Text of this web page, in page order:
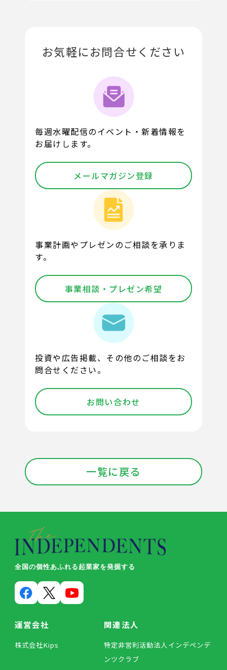
お気軽にお問合せください
毎週水曜配信のイベント・新着情報を
お届けします。
メールマガジン登録
事業計画やプレゼンのご相談を承りま
す。
事業相談・プレゼン希望
投資や広告掲載、その他のご相談をお
問合せください。
お問い合わせ
一覧に戻る
全国の個性あふれる起業家を発掘する
運営会社
株式会社Kips
関連法人
特定非営利活動法人インデペンデ
ンツクラブ